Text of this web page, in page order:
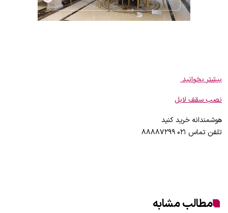
بیشتر بخوانید
نصب سقف لابل
هوشمندانه خرید کنید
تلفن تماس ۰۲۱ ۸۸۸۸۷۲۹۹
مطالب مشابه